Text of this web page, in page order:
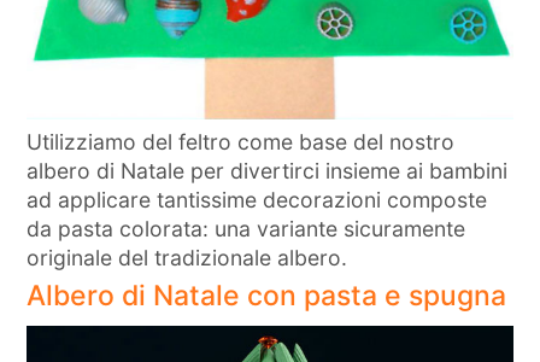
Utilizziamo del feltro come base del nostro
albero di Natale per divertirci insieme ai bambini
ad applicare tantissime decorazioni composte
da pasta colorata: una variante sicuramente
originale del tradizionale albero.
Albero di Natale con pasta e spugna